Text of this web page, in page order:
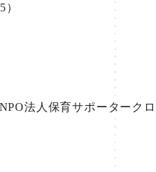
）
法人保育サポーターク